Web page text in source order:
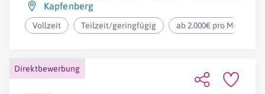
Kapfenberg
Vollzeit Teilzeit/geringfügig ab 2.000€ pro Monat
Direktbewerbung